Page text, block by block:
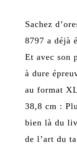
Sachez
8797 a déjà
Et avec son
à dure
au format
38,8 cm :
bien là du
de l’art du